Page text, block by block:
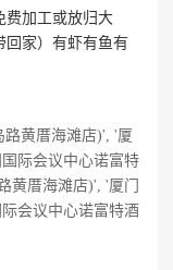
费加工或放归大
回家）有虾有鱼有
路黄厝海滩店)', '厦
际会议中心诺富特
黄厝海滩店)', '厦门
会议中心诺富特酒